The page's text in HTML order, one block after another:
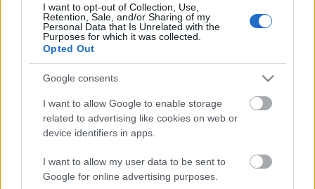
I want to opt-out of Collection, Use,
Retention, Sale, and/or Sharing of my
Personal Data that Is Unrelated with the
Purposes for which it was collected.
Opted Out
Google consents
I want to allow Google to enable storage
related to advertising like cookies on web or
device identifiers in apps.
I want to allow my user data to be sent to
Google for online advertising purposes.
Címkék:budapest index cikk bkv busz sztrájk
bkvfigyelo
Ajánlott bejegyzések:
100 éve buszozunk Budapesten